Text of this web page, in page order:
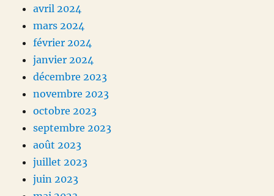
avril 2024
mars 2024
février 2024
janvier 2024
décembre 2023
novembre 2023
octobre 2023
septembre 2023
août 2023
juillet 2023
juin 2023